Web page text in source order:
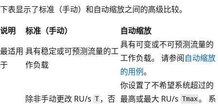
下表显示了标准（手动）和自动缩放之间的高级比较。
说明
标准（手动）
自动缩放
最适用
于
具有稳定或可预测流量的工
作负载
具有可变或不可预测流量的
工作负载。 请参阅自动缩放
的用例。
除非手动更改 RU/s T ，否
你设置了不希望系统超过的
最高或最大 RU/s Tmax。 系